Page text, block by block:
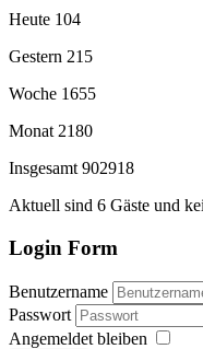
Heute 104
Gestern 215
Woche 1655
Monat 2180
Insgesamt 902918
Aktuell sind 6 Gäste und
Login Form
Benutzername
Passwort
Angemeldet bleiben